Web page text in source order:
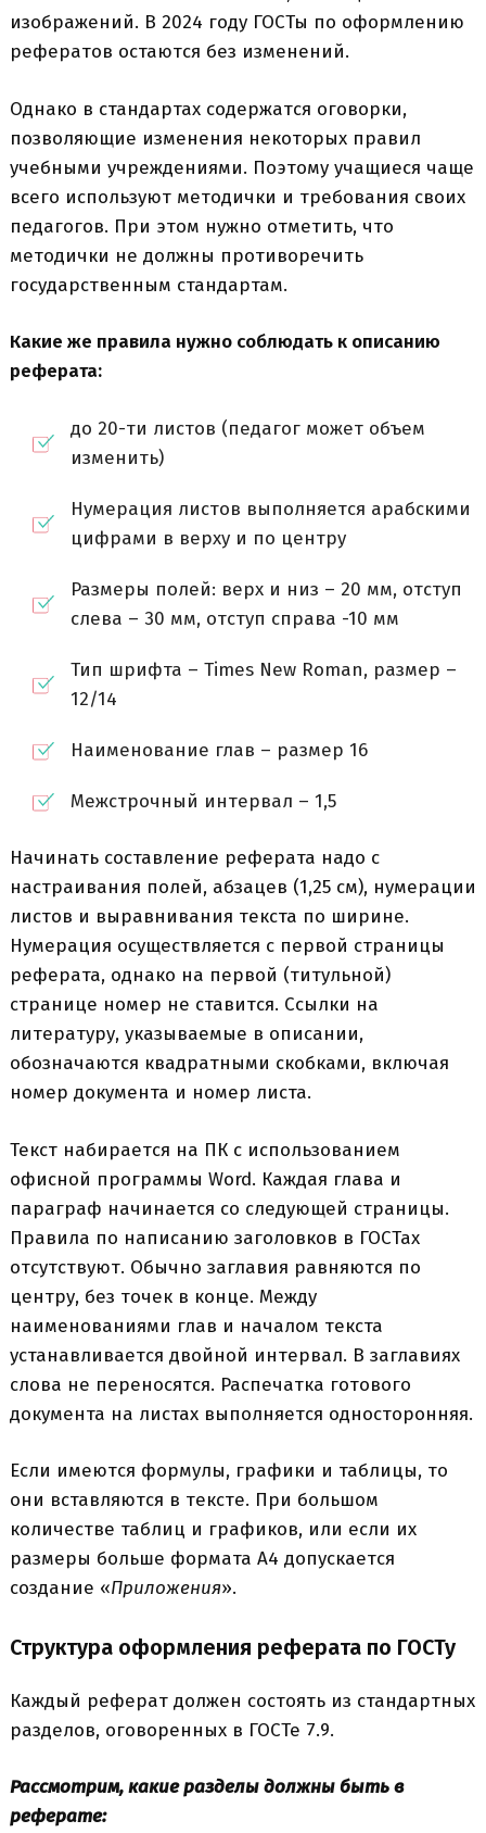
изображений. В 2024 году ГОСТы по оформлению
рефератов остаются без изменений.
Однако в стандартах содержатся оговорки,
позволяющие изменения некоторых правил
учебными учреждениями. Поэтому учащиеся чаще
всего используют методички и требования своих
педагогов. При этом нужно отметить, что
методички не должны противоречить
государственным стандартам.
Какие же правила нужно соблюдать к описанию
реферата:
до 20-ти листов (педагог может объем
изменить)
Нумерация листов выполняется арабскими
цифрами в верху и по центру
Размеры полей: верх и низ – 20 мм, отступ
слева – 30 мм, отступ справа -10 мм
Тип шрифта – Times New Roman, размер –
12/14
Наименование глав – размер 16
Межстрочный интервал – 1,5
Начинать составление реферата надо с
настраивания полей, абзацев (1,25 см), нумерации
листов и выравнивания текста по ширине.
Нумерация осуществляется с первой страницы
реферата, однако на первой (титульной)
странице номер не ставится. Ссылки на
литературу, указываемые в описании,
обозначаются квадратными скобками, включая
номер документа и номер листа.
Текст набирается на ПК с использованием
офисной программы Word. Каждая глава и
параграф начинается со следующей страницы.
Правила по написанию заголовков в ГОСТах
отсутствуют. Обычно заглавия равняются по
центру, без точек в конце. Между
наименованиями глав и началом текста
устанавливается двойной интервал. В заглавиях
слова не переносятся. Распечатка готового
документа на листах выполняется односторонняя.
Если имеются формулы, графики и таблицы, то
они вставляются в тексте. При большом
количестве таблиц и графиков, или если их
размеры больше формата А4 допускается
создание «Приложения».
Структура оформления реферата по ГОСТу
Каждый реферат должен состоять из стандартных
разделов, оговоренных в ГОСТе 7.9.
Рассмотрим, какие разделы должны быть в
реферате: